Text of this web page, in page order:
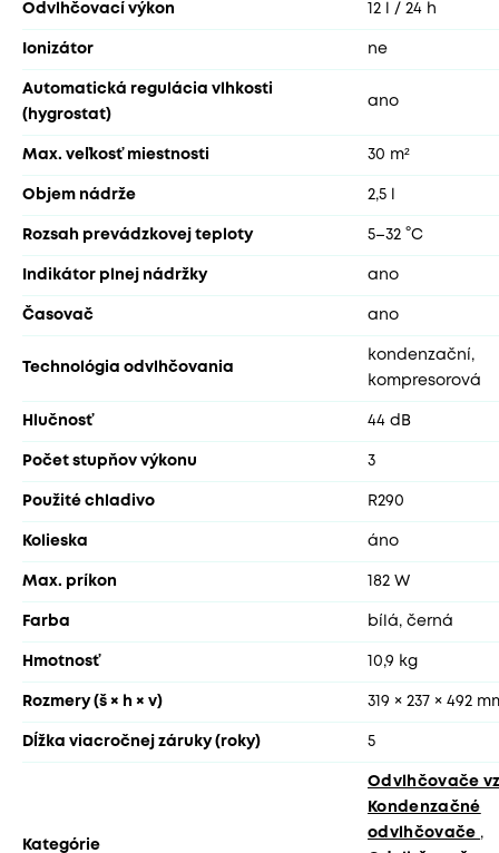
Odvlhčovací výkon 12 l / 24 h
Ionizátor ne
Automatická regulácia vlhkosti
(hygrostat)
ano
Max. veľkosť miestnosti 30 m²
Objem nádrže 2,5 l
Rozsah prevádzkovej teploty 5–32 °C
Indikátor plnej nádržky ano
Časovač ano
Technológia odvlhčovania
kondenzační,
kompresorová
Hlučnosť 44 dB
Počet stupňov výkonu 3
Použité chladivo R290
Kolieska áno
Max. príkon 182 W
Farba bílá, černá
Hmotnosť 10,9 kg
Rozmery (š × h × v) 319 × 237 × 492
Dĺžka viacročnej záruky (roky) 5
Kategórie
Odvlhčovače
Kondenzačné
odvlhčovače ,